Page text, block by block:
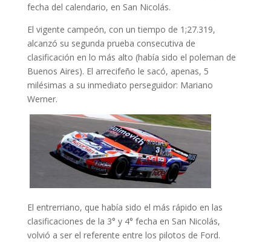
fecha del calendario, en San Nicolás.
El vigente campeón, con un tiempo de 1;27.319,
alcanzó su segunda prueba consecutiva de
clasificación en lo más alto (había sido el poleman de
Buenos Aires). El arrecifeño le sacó, apenas, 5
milésimas a su inmediato perseguidor: Mariano
Werner.
El entrerriano, que había sido el más rápido en las
clasificaciones de la 3° y 4° fecha en San Nicolás,
volvió a ser el referente entre los pilotos de Ford.